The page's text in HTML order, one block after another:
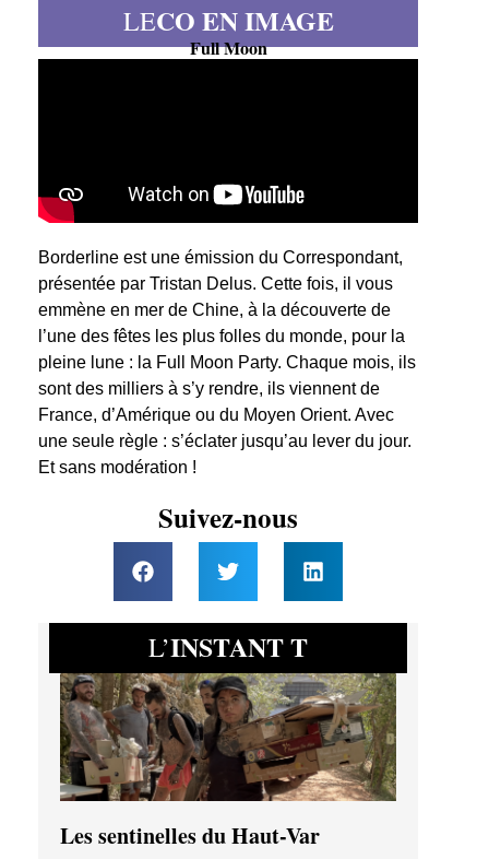
LECO EN IMAGE
Full Moon
Borderline est une émission du Correspondant,
présentée par Tristan Delus. Cette fois, il vous
emmène en mer de Chine, à la découverte de
l’une des fêtes les plus folles du monde, pour la
pleine lune : la Full Moon Party. Chaque mois, ils
sont des milliers à s’y rendre, ils viennent de
France, d’Amérique ou du Moyen Orient. Avec
une seule règle : s’éclater jusqu’au lever du jour.
Et sans modération !
Suivez-nous
L’INSTANT T
Les sentinelles du Haut-Var